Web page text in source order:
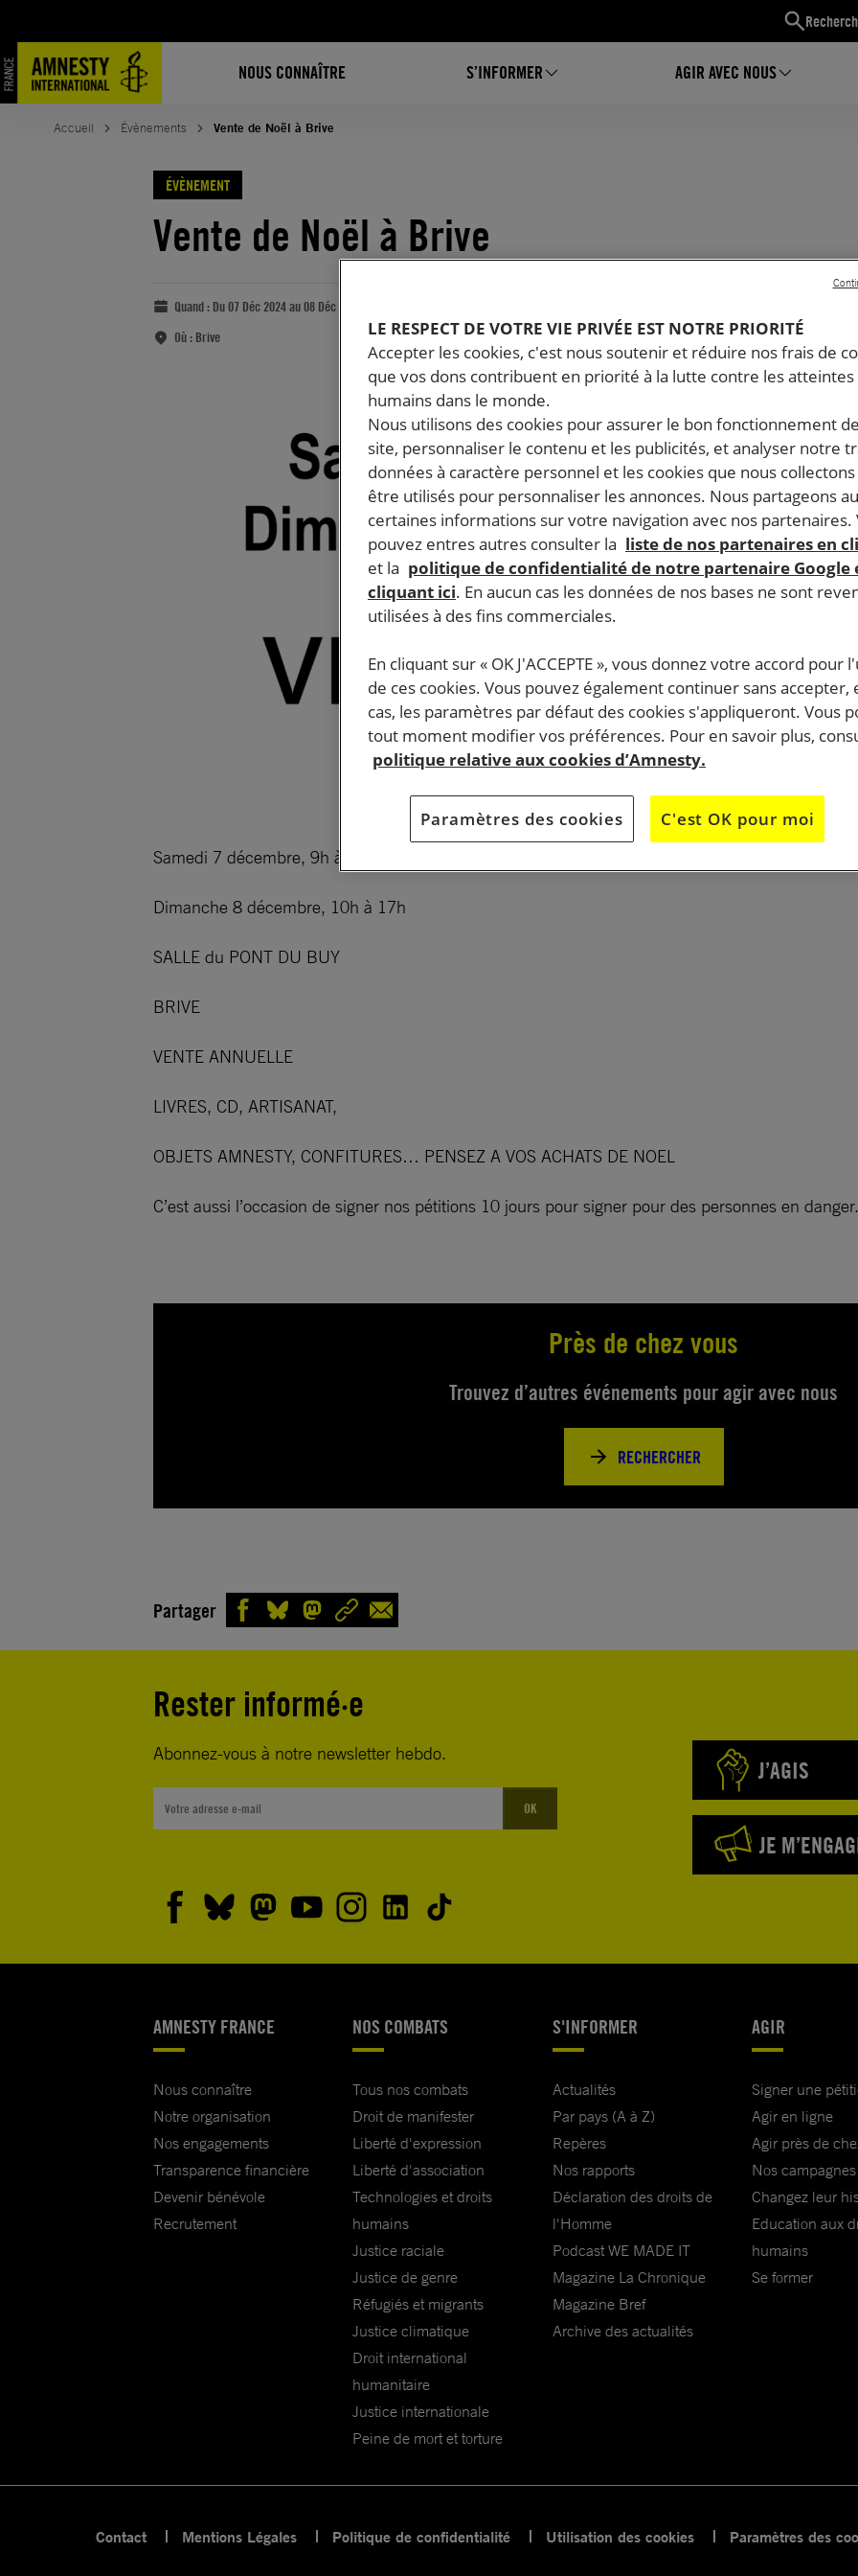
NOUS CONNAÎTRE S’INFORMER AGIR AVEC NOUS
Accueil Évènements Vente de Noël à Brive
ÉVÈNEMENT
Vente de Noël à Brive
Quand : Du 07 Déc 2024 au 08 Déc 2024
Où : Brive
Samedi 7 décembre, 9h à 18h
Dimanche 8 décembre, 10h à 17h
SALLE du PONT DU BUY
BRIVE
VENTE ANNUELLE
LIVRES, CD, ARTISANAT,
OBJETS AMNESTY, CONFITURES… PENSEZ A VOS ACHATS DE NOEL
C’est aussi l’occasion de signer nos pétitions 10 jours pour signer pour des personnes en danger.
Près de chez vous
Trouvez d’autres événements pour agir avec nous
RECHERCHER
Partager
Rester informé·e
Abonnez-vous à notre newsletter hebdo.
OK
J’AGIS
JE
AMNESTY FRANCE
Nous connaître
Notre organisation
Nos engagements
Transparence financière
Devenir bénévole
Recrutement
NOS COMBATS
Tous nos combats
Droit de manifester
Liberté d'expression
Liberté d'association
Technologies et droits
humains
Justice raciale
Justice de genre
Réfugiés et migrants
Justice climatique
Droit international
humanitaire
Justice internationale
Peine de mort et torture
S'INFORMER
Actualités
Par pays (A à Z)
Repères
Nos rapports
Déclaration des droits de
l'Homme
Podcast WE MADE IT
Magazine La Chronique
Magazine Bref
Archive des actualités
AGIR
Signer une
Agir en ligne
Agir près de
Nos campagnes
Changez leur
Education aux
humains
Se former
Contact Mentions Légales Politique de confidentialité Utilisation des cookies Paramètres des
LE RESPECT DE VOTRE VIE PRIVÉE EST NOTRE PRIORITÉ
Accepter les cookies, c'est nous soutenir et réduire nos frais de
que vos dons contribuent en priorité à la lutte contre les
humains dans le monde.
Nous utilisons des cookies pour assurer le bon fonctionnement
site, personnaliser le contenu et les publicités, et analyser notre
données à caractère personnel et les cookies que nous
être utilisés pour personnaliser les annonces. Nous partageons
certaines informations sur votre navigation avec nos partenaires.
pouvez entres autres consulter la liste de nos partenaires en
et la politique de confidentialité de notre partenaire Google
cliquant ici. En aucun cas les données de nos bases ne sont
utilisées à des fins commerciales.
En cliquant sur « OK J'ACCEPTE », vous donnez votre accord pour
de ces cookies. Vous pouvez également continuer sans accepter,
cas, les paramètres par défaut des cookies s'appliqueront. Vous
tout moment modifier vos préférences. Pour en savoir plus,
politique relative aux cookies d’Amnesty.
Paramètres des cookies C'est OK pour moi